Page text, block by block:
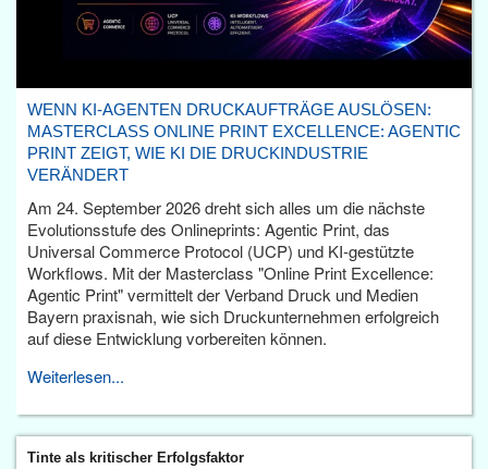
WENN KI-AGENTEN DRUCKAUFTRÄGE AUSLÖSEN:
MASTERCLASS ONLINE PRINT EXCELLENCE: AGENTIC
PRINT ZEIGT, WIE KI DIE DRUCKINDUSTRIE
VERÄNDERT
Am 24. September 2026 dreht sich alles um die nächste
Evolutionsstufe des Onlineprints: Agentic Print, das
Universal Commerce Protocol (UCP) und KI-gestützte
Workflows. Mit der Masterclass "Online Print Excellence:
Agentic Print" vermittelt der Verband Druck und Medien
Bayern praxisnah, wie sich Druckunternehmen erfolgreich
auf diese Entwicklung vorbereiten können.
Weiterlesen...
Tinte als kritischer Erfolgsfaktor